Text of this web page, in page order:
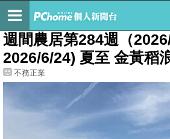
最新文章
週間農居第284週（
2026/6/24) 夏至 金黃稻
不務正業